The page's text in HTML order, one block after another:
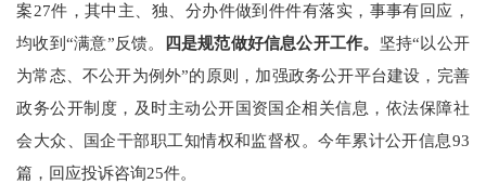
案27件， 其中主、独、分办件做到件件有落实，事事有回应 ，
均收到 “满意”反馈。 四是规范做好信息公开工作。 坚持“以公开
为常态、不公开为例外”的原则，加强政务公开平台建设，完善
政务公开制度，及时主动公开国资国企相关信息 ，依法保障社
会大众、国企干部职工知情权和监督权。今年累计公开信息93
篇，回应投诉咨询25件。